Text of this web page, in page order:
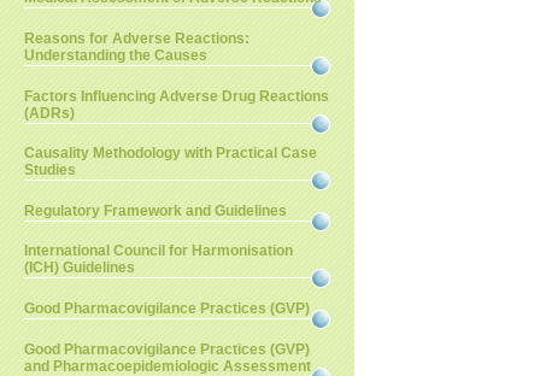
Reasons for Adverse Reactions:
Understanding the Causes
Factors Influencing Adverse Drug Reactions
(ADRs)
Causality Methodology with Practical Case
Studies
Regulatory Framework and Guidelines
International Council for Harmonisation
(ICH) Guidelines
Good Pharmacovigilance Practices (GVP)
Good Pharmacovigilance Practices (GVP)
and Pharmacoepidemiologic Assessment